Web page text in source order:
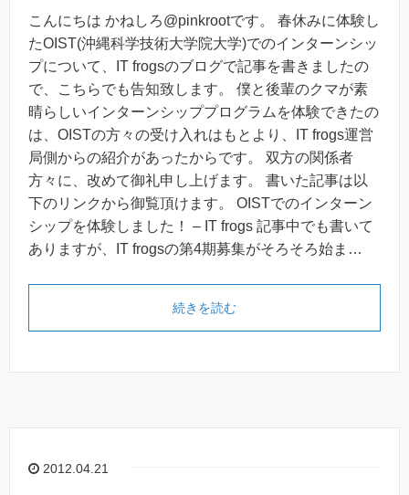
こんにちは かねしろ@pinkrootです。 春休みに体験し
たOIST(沖縄科学技術大学院大学)でのインターンシッ
プについて、IT frogsのブログで記事を書きましたの
で、こちらでも告知致します。 僕と後輩のクマが素
晴らしいインターンシッププログラムを体験できたの
は、OISTの方々の受け入れはもとより、IT frogs運営
局側からの紹介があったからです。 双方の関係者
方々に、改めて御礼申し上げます。 書いた記事は以
下のリンクから御覧頂けます。 OISTでのインターン
シップを体験しました！ – IT frogs 記事中でも書いて
ありますが、IT frogsの第4期募集がそろそろ始ま…
続きを読む
2012.04.21